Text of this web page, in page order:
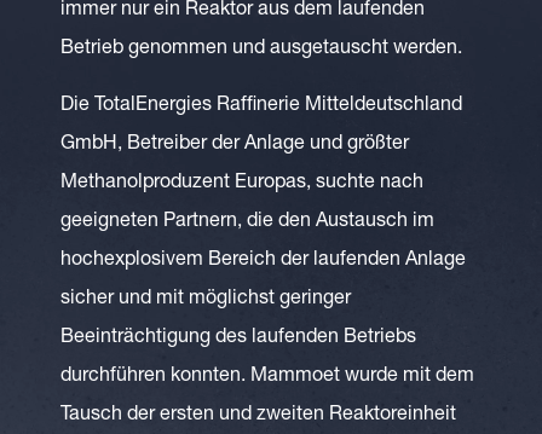
immer nur ein Reaktor aus dem laufenden
Betrieb genommen und ausgetauscht werden.
Die TotalEnergies Raffinerie Mitteldeutschland
GmbH, Betreiber der Anlage und größter
Methanolproduzent Europas, suchte nach
geeigneten Partnern, die den Austausch im
hochexplosivem Bereich der laufenden Anlage
sicher und mit möglichst geringer
Beeinträchtigung des laufenden Betriebs
durchführen konnten. Mammoet wurde mit dem
Tausch der ersten und zweiten Reaktoreinheit